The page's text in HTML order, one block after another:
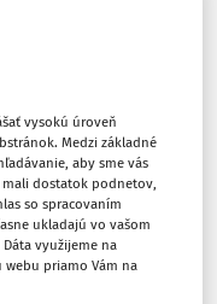
vysokú úroveň
Medzi základné
aby sme vás
dostatok podnetov,
so spracovaním
ukladajú vo vašom
využijeme na
webu priamo Vám na